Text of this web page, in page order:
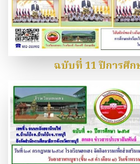
ฉบับที่ 11 ปีการศึก